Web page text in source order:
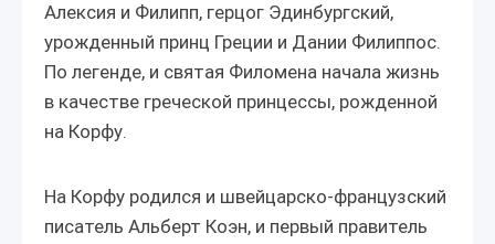
Алексия и Филипп, герцог Эдинбургский,
урожденный принц Греции и Дании Филиппос.
По легенде, и святая Филомена начала жизнь
в качестве греческой принцессы, рожденной
на Корфу.
На Корфу родился и швейцарско-французский
писатель Альберт Коэн, и первый правитель